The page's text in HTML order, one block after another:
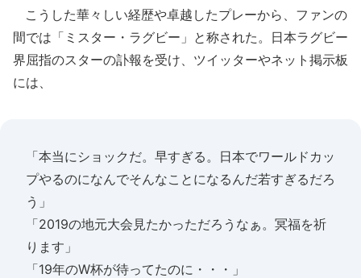
こうした華々しい経歴や卓越したプレーから、ファンの
間では「ミスター・ラグビー」と称された。日本ラグビー
界屈指のスターの訃報を受け、ツイッターやネット掲示板
には、
「本当にショックだ。早すぎる。日本でワールドカッ
プやるのになんでそんなことになるんだ若すぎるだろ
う」
「2019の地元大会見たかっただろうなぁ。冥福を祈
ります」
「19年のW杯が待ってたのに・・・」